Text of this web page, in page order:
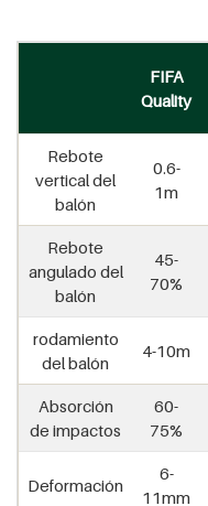
FIFA
Quality
Rebote
vertical del
balón
0.6-
1m
Rebote
angulado del
balón
45-
70%
rodamiento
del balón
4-10m
Absorción
de impactos
60-
75%
Deformación
6-
11mm